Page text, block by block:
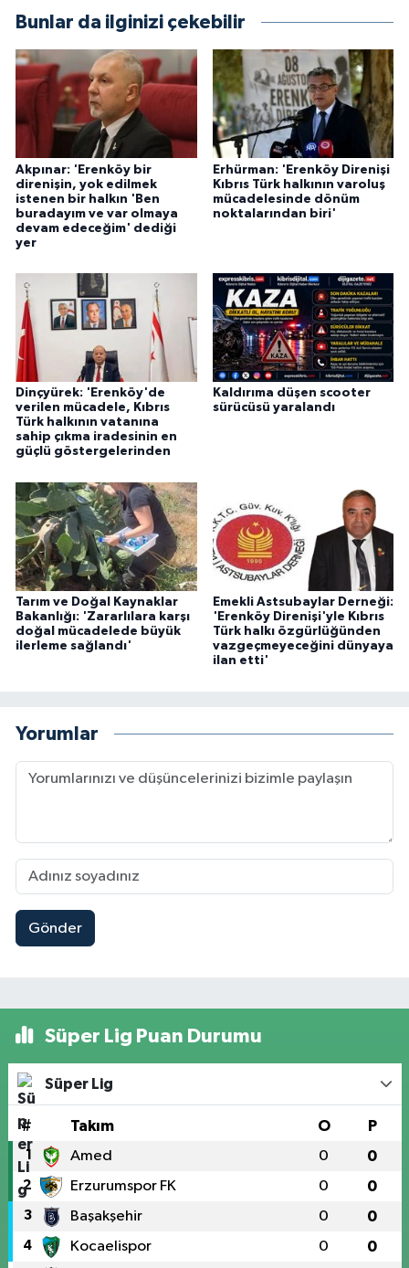
Bunlar da ilginizi çekebilir
Akpınar: 'Erenköy bir
direnişin, yok edilmek
istenen bir halkın 'Ben
buradayım ve var olmaya
devam edeceğim' dediği
yer
Erhürman: 'Erenköy Direnişi
Kıbrıs Türk halkının varoluş
mücadelesinde dönüm
noktalarından biri'
Dinçyürek: 'Erenköy'de
verilen mücadele, Kıbrıs
Türk halkının vatanına
sahip çıkma iradesinin en
güçlü göstergelerinden
Kaldırıma düşen scooter
sürücüsü yaralandı
Tarım ve Doğal Kaynaklar
Bakanlığı: 'Zararlılara karşı
doğal mücadelede büyük
ilerleme sağlandı'
Emekli Astsubaylar Derneği:
'Erenköy Direnişi'yle Kıbrıs
Türk halkı özgürlüğünden
vazgeçmeyeceğini dünyaya
ilan etti'
Yorumlar
Gönder
Süper Lig Puan Durumu
Süper Lig
# Takım O P
1 Amed 0 0
2 Erzurumspor FK 0 0
3 Başakşehir 0 0
4 Kocaelispor 0 0